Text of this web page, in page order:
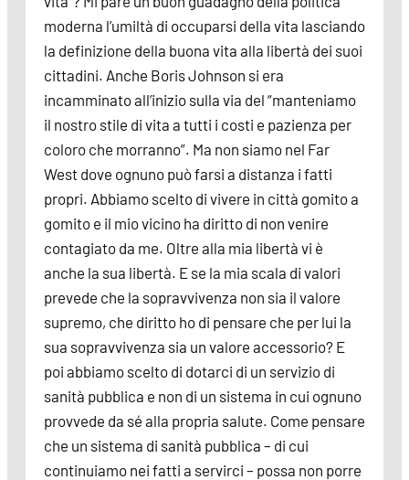
moderna l’umiltà di occuparsi della vita lasciando
la definizione della buona vita alla libertà dei suoi
cittadini. Anche Boris Johnson si era
incamminato all’inizio sulla via del “manteniamo
il nostro stile di vita a tutti i costi e pazienza per
coloro che morranno”. Ma non siamo nel Far
West dove ognuno può farsi a distanza i fatti
propri. Abbiamo scelto di vivere in città gomito a
gomito e il mio vicino ha diritto di non venire
contagiato da me. Oltre alla mia libertà vi è
anche la sua libertà. E se la mia scala di valori
prevede che la sopravvivenza non sia il valore
supremo, che diritto ho di pensare che per lui la
sua sopravvivenza sia un valore accessorio? E
poi abbiamo scelto di dotarci di un servizio di
sanità pubblica e non di un sistema in cui ognuno
provvede da sé alla propria salute. Come pensare
che un sistema di sanità pubblica – di cui
continuiamo nei fatti a servirci – possa non porre